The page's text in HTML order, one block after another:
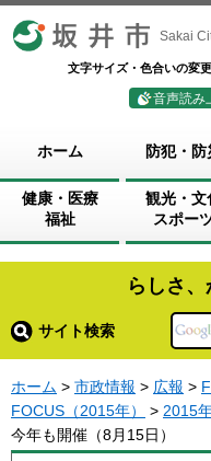
坂井市 Sakai
文字サイズ・色合いの変更
音声読み
ホーム 防犯・防
健康・医療
福祉
観光・文
スポー
らしさ
サイト検索
ホーム > 市政情報 > 広報 >
FOCUS（2015年）
> 2015
今年も開催（8月15日）